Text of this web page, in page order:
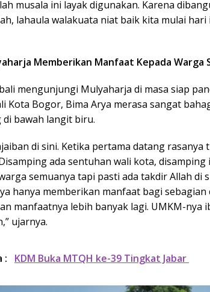
musala ini layak digunakan. Karena
lahaula walakuata niat baik kita mulai hari
Memberikan Manfaat Kepada Warga
mengunjungi Mulyaharja di masa siap
Kota Bogor, Bima Arya merasa sangat
bawah langit biru.
di sini. Ketika pertama datang
ada sentuhan wali kota,
semuanya tapi pasti ada takdir Allah di
hanya memberikan manfaat bagi
manfaatnya lebih banyak lagi. UMKM-nya
ujarnya.
: KDM Buka MTQH ke-39 Tingkat Jabar